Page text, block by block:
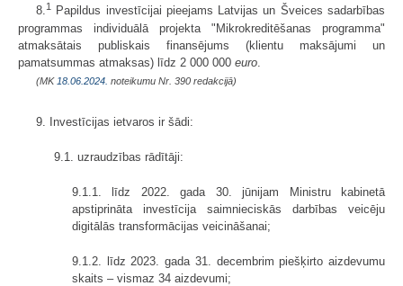
8.1
Papildus investīcijai pieejams Latvijas un Šveices sadarbības
programmas individuālā projekta "Mikrokreditēšanas programma"
atmaksātais publiskais finansējums (klientu maksājumi un
pamatsummas atmaksas) līdz 2 000 000 euro
(MK 18.06.2024. noteikumu Nr. 390 redakcijā)
9. Investīcijas ietvaros ir šādi:
9.1. uzraudzības rādītāji:
9.1.1. līdz 2022. gada 30. jūnijam Ministru kabinetā
apstiprināta investīcija saimnieciskās darbības veicēju
digitālās transformācijas veicināšanai;
9.1.2. līdz 2023. gada 31. decembrim piešķirto aizdevumu
skaits – vismaz 34 aizdevumi;